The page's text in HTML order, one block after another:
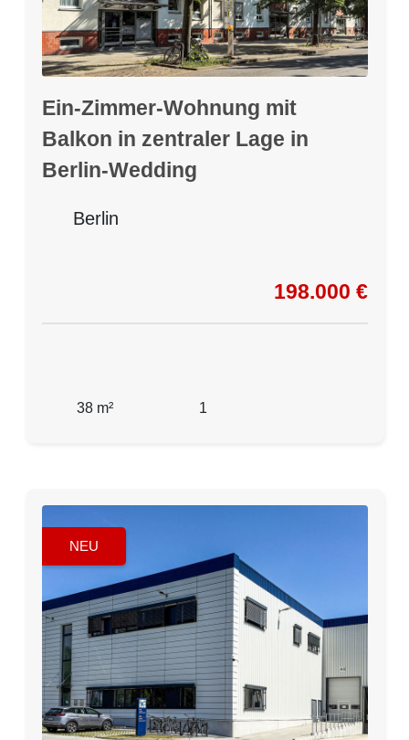
Ein-Zimmer-Wohnung mit
Balkon in zentraler Lage in
Berlin-Wedding
Berlin
198.000 €
38 m² 1
NEU